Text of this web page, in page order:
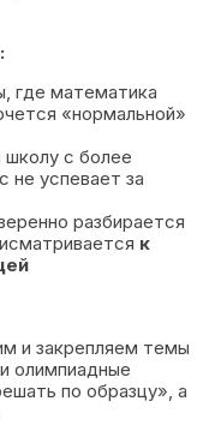
где математика
«нормальной»
с более
не успевает за
разбирается
к
и закрепляем темы
олимпиадные
по образцу», а